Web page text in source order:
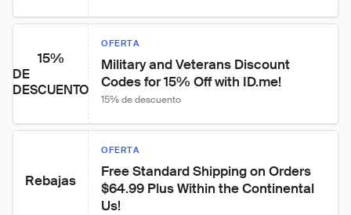
15%
DE
DESCUENTO
OFERTA
Military and Veterans Discount
Codes for 15% Off with ID.me!
15% de descuento
Rebajas
OFERTA
Free Standard Shipping on Orders
$64.99 Plus Within the Continental
Us!